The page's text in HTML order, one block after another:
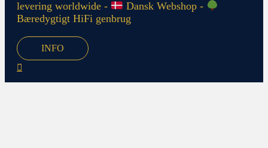
levering worldwide -
Dansk Webshop -
Bæredygtigt HiFi genbrug
INFO